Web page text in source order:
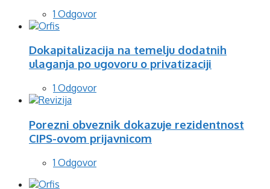
1 Odgovor
Dokapitalizacija na temelju dodatnih
ulaganja po ugovoru o privatizaciji
1 Odgovor
Porezni obveznik dokazuje rezidentnost
CIPS-ovom prijavnicom
1 Odgovor